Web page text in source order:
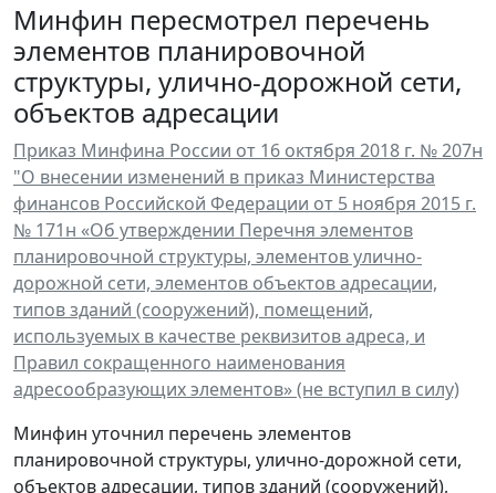
Минфин пересмотрел перечень
элементов планировочной
структуры, улично-дорожной сети,
объектов адресации
Приказ Минфина России от 16 октября 2018 г. № 207н
"О внесении изменений в приказ Министерства
финансов Российской Федерации от 5 ноября 2015 г.
№ 171н «Об утверждении Перечня элементов
планировочной структуры, элементов улично-
дорожной сети, элементов объектов адресации,
типов зданий (сооружений), помещений,
используемых в качестве реквизитов адреса, и
Правил сокращенного наименования
адресообразующих элементов» (не вступил в силу)
Минфин уточнил перечень элементов
планировочной структуры, улично-дорожной сети,
объектов адресации, типов зданий (сооружений),